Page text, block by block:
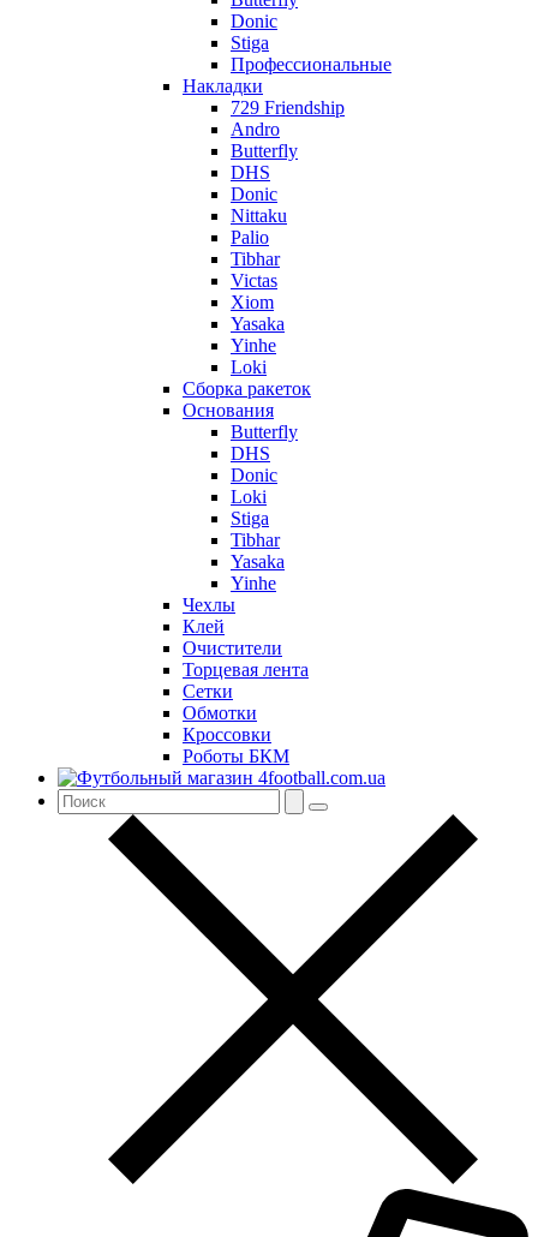
Donic
Stiga
Профессиональные
Накладки
729 Friendship
Andro
Butterfly
DHS
Donic
Nittaku
Palio
Tibhar
Victas
Xiom
Yasaka
Yinhe
Loki
Сборка ракеток
Основания
Butterfly
DHS
Donic
Loki
Stiga
Tibhar
Yasaka
Yinhe
Чехлы
Клей
Очистители
Торцевая лента
Сетки
Обмотки
Кроссовки
Роботы БКМ